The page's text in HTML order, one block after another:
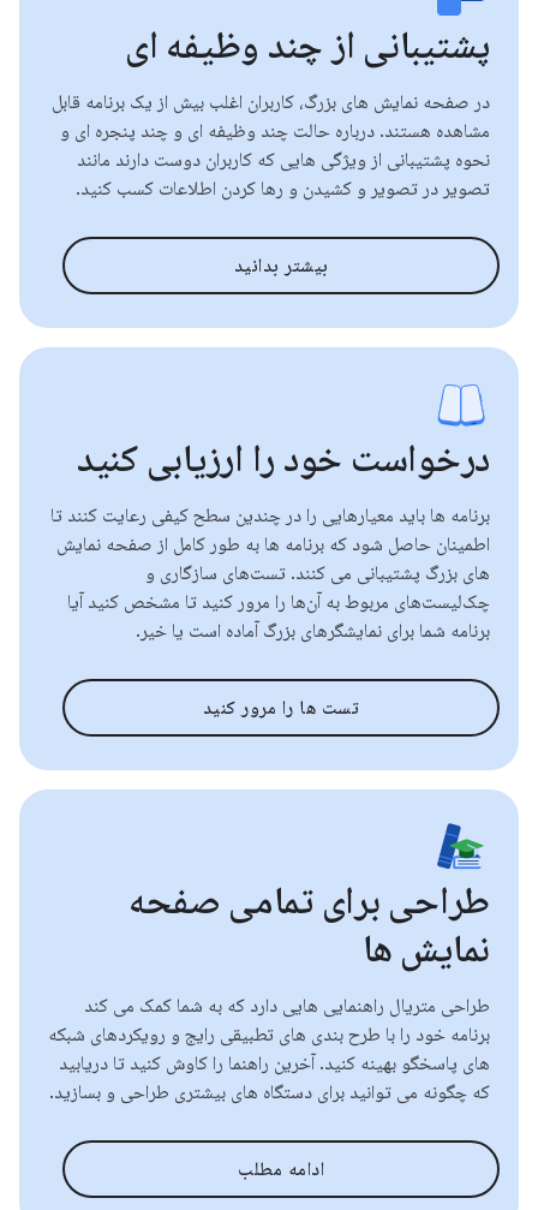
پشتیبانی از چند وظیفه ای
در صفحه نمایش های بزرگ، کاربران اغلب بیش از یک برنامه قابل
مشاهده هستند. درباره حالت چند وظیفه ای و چند پنجره ای و
نحوه پشتیبانی از ویژگی هایی که کاربران دوست دارند مانند
تصویر در تصویر و کشیدن و رها کردن اطلاعات کسب کنید.
بیشتر بدانید
درخواست خود را ارزیابی کنید
برنامه ها باید معیارهایی را در چندین سطح کیفی رعایت کنند تا
اطمینان حاصل شود که برنامه ها به طور کامل از صفحه نمایش
های بزرگ پشتیبانی می کنند. تست‌های سازگاری و
چک‌لیست‌های مربوط به آن‌ها را مرور کنید تا مشخص کنید آیا
برنامه شما برای نمایشگرهای بزرگ آماده است یا خیر.
تست ها را مرور کنید
طراحی برای تمامی صفحه
نمایش ها
طراحی متریال راهنمایی هایی دارد که به شما کمک می کند
برنامه خود را با طرح بندی های تطبیقی ​​رایج و رویکردهای شبکه
های پاسخگو بهینه کنید. آخرین راهنما را کاوش کنید تا دریابید
که چگونه می توانید برای دستگاه های بیشتری طراحی و بسازید.
ادامه مطلب